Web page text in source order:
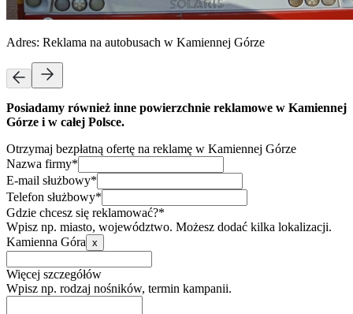
Adres: Reklama na autobusach w Kamiennej Górze
Posiadamy również inne powierzchnie reklamowe w Kamiennej
Górze i w całej Polsce.
Otrzymaj bezpłatną ofertę na reklamę w Kamiennej Górze
Nazwa firmy*
E-mail służbowy*
Telefon służbowy*
Gdzie chcesz się reklamować?*
Wpisz np. miasto, województwo. Możesz dodać kilka lokalizacji.
Kamienna Góra x
Więcej szczegółów
Wpisz np. rodzaj nośników, termin kampanii.